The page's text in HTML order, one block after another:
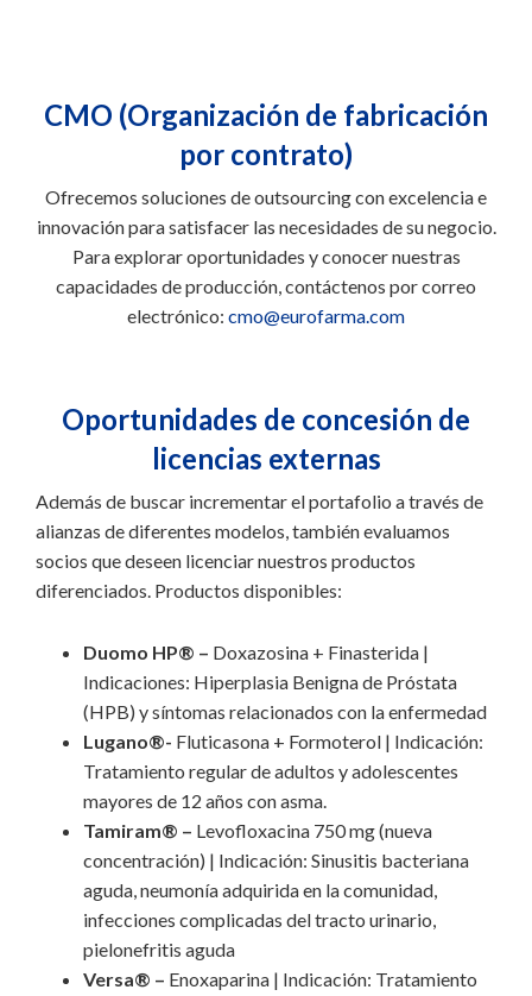
CMO (Organización de fabricación
por contrato)
Ofrecemos soluciones de outsourcing con excelencia e
innovación para satisfacer las necesidades de su negocio.
Para explorar oportunidades y conocer nuestras
capacidades de producción, contáctenos por correo
electrónico: cmo@eurofarma.com
Oportunidades de concesión de
licencias externas
Además de buscar incrementar el portafolio a través de
alianzas de diferentes modelos, también evaluamos
socios que deseen licenciar nuestros productos
diferenciados. Productos disponibles:
Duomo HP® – Doxazosina + Finasterida |
Indicaciones: Hiperplasia Benigna de Próstata
(HPB) y síntomas relacionados con la enfermedad
Lugano®- Fluticasona + Formoterol | Indicación:
Tratamiento regular de adultos y adolescentes
mayores de 12 años con asma.
Tamiram® – Levofloxacina 750 mg (nueva
concentración) | Indicación: Sinusitis bacteriana
aguda, neumonía adquirida en la comunidad,
infecciones complicadas del tracto urinario,
pielonefritis aguda
Versa® – Enoxaparina | Indicación: Tratamiento